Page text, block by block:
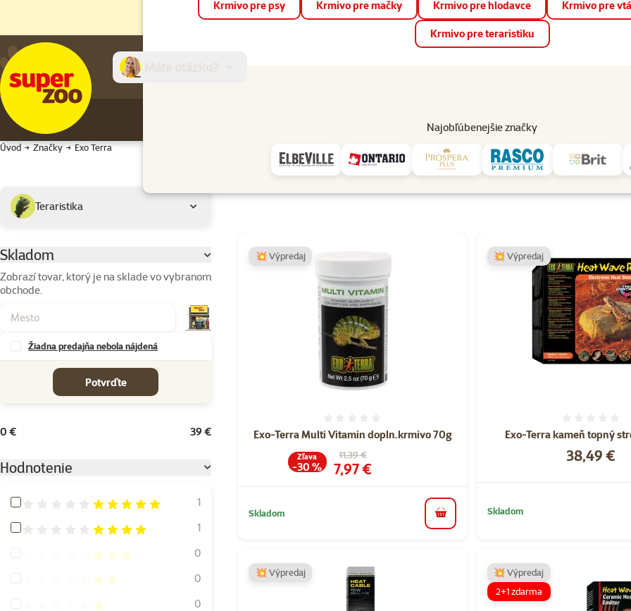
📱 Stiahnite si novú aplikáciu Super zoo.Viac informácií
Krmivo pre psy Krmivo pre mačky Krmivo pre hlodavce Krmivo pre
Krmivo pre teraristiku
Najobľúbenejšie značky
Predajne Služby
Úvod Značky Exo Terra
Exo Terra
Podkategória
Teraristika
Parametrický filter
Skladom
Zobrazí tovar, ktorý je na sklade vo vybranom
obchode.
Žiadna predajňa nebola nájdená
Potvrďte
0 € 39 €
Hodnotenie
Hodnotenie 100%
1
Hodnotenie 80%
1
Hodnotenie 60%
0
Hodnotenie 40%
0
Hodnotenie 20%
0
Vybrané filtre
Exo-Terra Multi Vitamin dopln.krmivo 70g
Pôvodná cena
11,39 €
Cena
7,97 €
Zľava
-30 %
💥 Výpredaj
Skladom do košíka
Exo-Terra kameň topný
Cena
38,49 €
💥 Výpredaj
Skladom
💥 Výpredaj
💥 Výpredaj
2+1 zdarma